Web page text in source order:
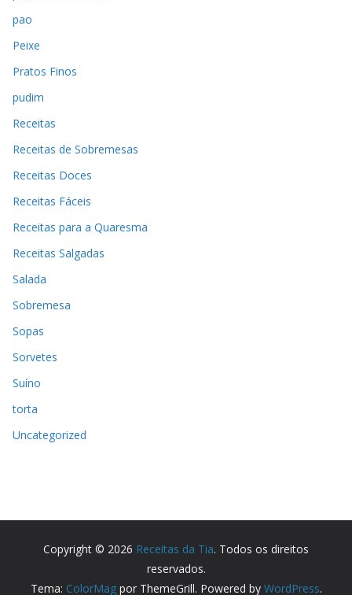
pao
Peixe
Pratos Finos
pudim
Receitas
Receitas de Sobremesas
Receitas Doces
Receitas Fáceis
Receitas para a Quaresma
Receitas Salgadas
Salada
Sobremesa
Sopas
Sorvetes
Suíno
torta
Uncategorized
Copyright © 2026 Receitas da Tia. Todos os direitos
reservados.
Tema: ColorMagpor ThemeGrill. Powered by WordPress.